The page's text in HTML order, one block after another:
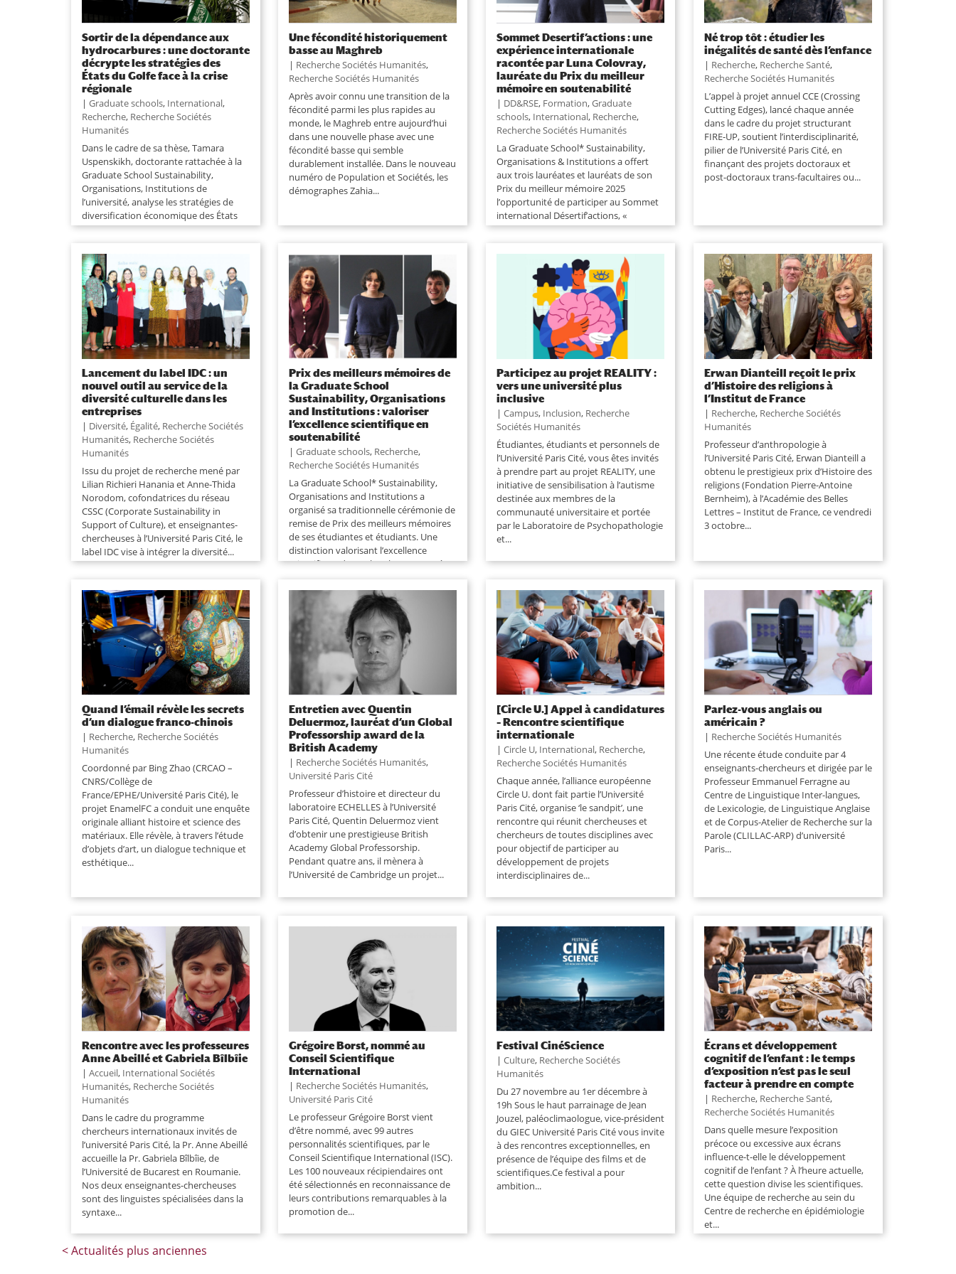
Sortir de la dépendance aux
hydrocarbures : une doctorante
décrypte les stratégies des
États du Golfe face à la crise
régionale
| Graduate schools, International,
Recherche, Recherche Sociétés
Humanités
Dans le cadre de sa thèse, Tamara
Uspenskikh, doctorante rattachée à la
Graduate School Sustainability,
Organisations, Institutions de
l’université, analyse les stratégies de
diversification économique des États
du Conseil de coopération du Golfe
Une fécondité historiquement
basse au Maghreb
| Recherche Sociétés Humanités,
Recherche Sociétés Humanités
Après avoir connu une transition de la
fécondité parmi les plus rapides au
monde, le Maghreb entre aujourd’hui
dans une nouvelle phase avec une
fécondité basse qui semble
durablement installée. Dans le nouveau
numéro de Population et Sociétés, les
démographes Zahia...
Sommet Desertif’actions : une
expérience internationale
racontée par Luna Colovray,
lauréate du Prix du meilleur
mémoire en soutenabilité
| DD&RSE, Formation,Graduate
schools, International, Recherche,
Recherche Sociétés Humanités
La Graduate School* Sustainability,
Organisations & Institutions a offert
aux trois lauréates et lauréats de son
Prix du meilleur mémoire 2025
l’opportunité de participer au Sommet
international Désertif’actions, «
Résilience des territoires face aux crises
Né trop tôt : étudier les
inégalités de santé dès l’enfance
| Recherche, Recherche Santé,
Recherche Sociétés Humanités
L’appel à projet annuel CCE (Crossing
Cutting Edges), lancé chaque année
dans le cadre du projet structurant
FIRE-UP, soutient l’interdisciplinarité,
pilier de l’Université Paris Cité, en
finançant des projets doctoraux et
post-doctoraux trans-facultaires ou...
Lancement du label IDC : un
nouvel outil au service de la
diversité culturelle dans les
entreprises
| Diversité, Égalité, Recherche Sociétés
Humanités, Recherche Sociétés
Humanités
Issu du projet de recherche mené par
Lilian Richieri Hanania et Anne-Thida
Norodom, cofondatrices du réseau
CSSC (Corporate Sustainability in
Support of Culture), et enseignantes-
chercheuses à l’Université Paris Cité, le
label IDC vise à intégrer la diversité...
Prix des meilleurs mémoires de
la Graduate School
Sustainability, Organisations
and Institutions : valoriser
l’excellence scientifique en
soutenabilité
|Graduate schools, Recherche,
Recherche Sociétés Humanités
La Graduate School* Sustainability,
Organisations and Institutions a
organisé sa traditionnelle cérémonie de
remise de Prix des meilleurs mémoires
de ses étudiantes et étudiants. Une
distinction valorisant l’excellence
scientifique des recherches consacrées
Participez au projet REALITY :
vers une université plus
inclusive
| Campus, Inclusion, Recherche
Sociétés Humanités
Étudiantes, étudiants et personnels de
l’Université Paris Cité, vous êtes invités
à prendre part au projet REALITY, une
initiative de sensibilisation à l’autisme
destinée aux membres de la
communauté universitaire et portée
par le Laboratoire de Psychopathologie
et...
Erwan Dianteill reçoit le prix
d’Histoire des religions à
l’Institut de France
| Recherche, Recherche Sociétés
Humanités
Professeur d’anthropologie à
l’Université Paris Cité, Erwan Dianteill a
obtenu le prestigieux prix d’Histoire des
religions (Fondation Pierre-Antoine
Bernheim), à l’Académie des Belles
Lettres – Institut de France, ce vendredi
3 octobre...
Quand l’émail révèle les secrets
d’un dialogue franco-chinois
| Recherche, Recherche Sociétés
Humanités
Coordonné par Bing Zhao (CRCAO –
CNRS/Collège de
France/EPHE/Université Paris Cité), le
projet EnamelFC a conduit une enquête
originale alliant histoire et science des
matériaux. Elle révèle, à travers l’étude
d’objets d’art, un dialogue technique et
esthétique...
Entretien avec Quentin
Deluermoz, lauréat d’un Global
Professorship award de la
British Academy
| Recherche Sociétés Humanités,
Université Paris Cité
Professeur d’histoire et directeur du
laboratoire ECHELLES à l’Université
Paris Cité, Quentin Deluermoz vient
d’obtenir une prestigieuse British
Academy Global Professorship.
Pendant quatre ans, il mènera à
l’Université de Cambridge un projet...
[Circle U.] Appel à candidatures
– Rencontre scientifique
internationale
| Circle U, International, Recherche,
Recherche Sociétés Humanités
Chaque année, l’alliance européenne
Circle U. dont fait partie l’Université
Paris Cité, organise ‘le sandpit’, une
rencontre qui réunit chercheuses et
chercheurs de toutes disciplines avec
pour objectif de participer au
développement de projets
interdisciplinaires de...
Parlez-vous anglais ou
américain ?
| Recherche Sociétés Humanités
Une récente étude conduite par 4
enseignants-chercheurs et dirigée par le
Professeur Emmanuel Ferragne au
Centre de Linguistique Inter-langues,
de Lexicologie, de Linguistique Anglaise
et de Corpus-Atelier de Recherche sur la
Parole (CLILLAC-ARP) d’université
Paris...
Rencontre avec les professeures
Anne Abeillé et Gabriela Bîlbîie
| Accueil, International Sociétés
Humanités, Recherche Sociétés
Humanités
Dans le cadre du programme
chercheurs internationaux invités de
l’université Paris Cité, la Pr. Anne Abeillé
accueille la Pr. Gabriela Bîlbîie, de
l’Université de Bucarest en Roumanie.
Nos deux enseignantes-chercheuses
sont des linguistes spécialisées dans la
syntaxe...
Grégoire Borst, nommé au
Conseil Scientifique
International
| Recherche Sociétés Humanités,
Université Paris Cité
Le professeur Grégoire Borst vient
d’être nommé, avec 99 autres
personnalités scientifiques, par le
Conseil Scientifique International (ISC).
Les 100 nouveaux récipiendaires ont
été sélectionnés en reconnaissance de
leurs contributions remarquables à la
promotion de...
Festival CinéScience
| Culture, Recherche Sociétés
Humanités
Du 27 novembre au 1er décembre à
19h Sous le haut parrainage de Jean
Jouzel, paléoclimaologue, vice-président
du GIEC Université Paris Cité vous invite
à des rencontres exceptionnelles, en
présence de l’équipe des films et de
scientifiques.Ce festival a pour
ambition...
Écrans et développement
cognitif de l’enfant : le temps
d’exposition n’est pas le seul
facteur à prendre en compte
| Recherche, Recherche Santé,
Recherche Sociétés Humanités
Dans quelle mesure l’exposition
précoce ou excessive aux écrans
influence-t-elle le développement
cognitif de l’enfant ? À l’heure actuelle,
cette question divise les scientifiques.
Une équipe de recherche au sein du
Centre de recherche en épidémiologie
et...